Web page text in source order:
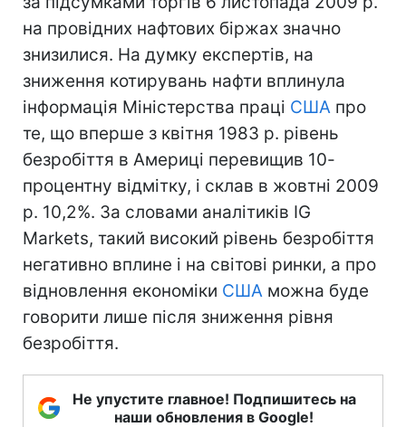
на провідних нафтових біржах значно
знизилися. На думку експертів, на
зниження котирувань нафти вплинула
інформація Міністерства праці США про
те, що вперше з квітня 1983 р. рівень
безробіття в Америці перевищив 10-
процентну відмітку, і склав в жовтні 2009
р. 10,2%. За словами аналітиків IG
Markets, такий високий рівень безробіття
негативно вплине і на світові ринки, а про
відновлення економіки США можна буде
говорити лише після зниження рівня
безробіття.
Не упустите главное! Подпишитесь на
наши обновления в Google!